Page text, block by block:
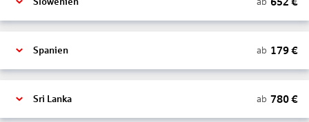
Spanien ab 179€
Sri Lanka ab 780€